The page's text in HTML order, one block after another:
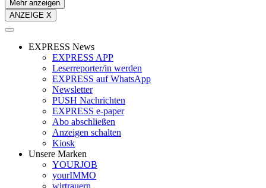
Mehr anzeigen
ANZEIGE X
EXPRESS News
EXPRESS APP
Leserreporter/in werden
EXPRESS auf WhatsApp
Newsletter
PUSH Nachrichten
EXPRESS e-paper
Abo abschließen
Anzeigen schalten
Kiosk
Unsere Marken
YOURJOB
yourIMMO
wirtrauern